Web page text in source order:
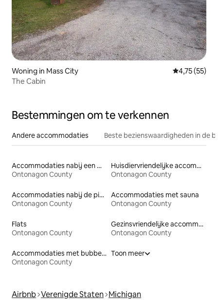
Woning in Mass City Gemiddelde
4,75 (55)
The Cabin
Bestemmingen om te verkennen
Andere accommodaties Beste bezienswaardigheden in de
Accommodaties nabij een meer
Ontonagon County
Huisdiervriendelijke accommodaties
Ontonagon County
Accommodaties nabij de piste
Ontonagon County
Accommodaties met sauna
Ontonagon County
Flats
Ontonagon County
Gezinsvriendelijke accommodaties
Ontonagon County
Accommodaties met bubbelbad
Ontonagon County
Toon meer
Airbnb Verenigde Staten Michigan